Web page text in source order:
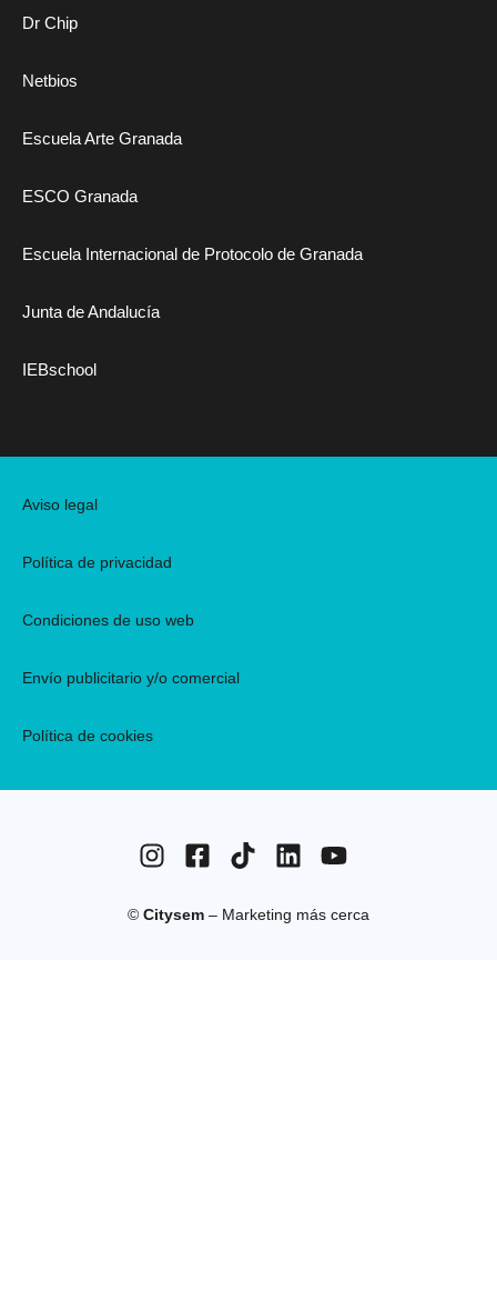
Dr Chip
Netbios
Escuela Arte Granada
ESCO Granada
Escuela Internacional de Protocolo de Granada
Junta de Andalucía
IEBschool
Aviso legal
Política de privacidad
Condiciones de uso web
Envío publicitario y/o comercial
Política de cookies
© Citysem – Marketing más cerca